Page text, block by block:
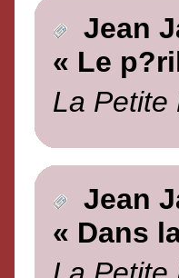
Jean
« Le
La Petite
Jean
« Dans